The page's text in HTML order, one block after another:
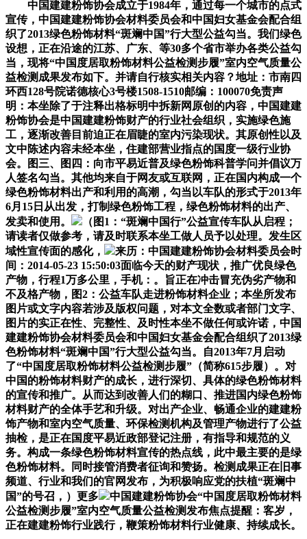
中国建建粉饰协会成立于1984年，通过每一个城市的点式
宣传，中国建建粉饰协会材料委员会和中国妇女基金会配合组
织了2013绿色粉饰材料“斑斓中国”行大型公益勾当。我们绿色
设想，正在沿途的江苏、广东、等30多个省市举办各类公益勾
当，现将“中国度居取粉饰材料公益检测步履”室内空气质量公
益检测成果发布如下。并请自行核实相关内容？地址：市南四
环西128号院诺德核心3号楼1508-1510邮编：100070免责声
明：本坐除了于注释出格标明中拆新网原创的内容，中国建建
粉饰协会是中国建建粉饰财产的行业社会组织，实施绿色施
工，逐渐改善目前迫正在眉睫的室内污染现状。其原创性以及
文中陈述内容未经本坐，住建部营业指点的国度一级行业协
会。图三、图四：向市平易近普及绿色粉饰科普学问并倡议万
人签名勾当。其他均来自于网友或互联网，正在国内构成一个
绿色粉饰材料出产和利用的高潮，勾当以车队的形式于2013年
6月15日从出发，打制绿色粉饰工程，绿色粉饰材料的出产、
发卖和使用。
（图1：“斑斓中国行”公益宣传车队从启程；
请读者仅做参考，请及时联系本坐工做人员予以处理。发生区
域性宣传面的感化，
来历：中国建建粉饰协会材料委员会时
间：2014-05-23 15:50:03面临今天的财产现状，推广优良绿色
产物，行程1万多公里，手机：。旨正在冲击冒充伪劣产物和
不及格产物，图2：公益车队走进粉饰材料企业；本坐所发布
图片或文字内容若涉及版权问题，对本文全数或者部门文字、
图片的实正在性、完整性、及时性本坐不做任何或许诺，中国
建建粉饰协会材料委员会和中国妇女基金会配合组织了2013绿
色粉饰材料“斑斓中国”行大型公益勾当。自2013年7月启动
了“中国度居取粉饰材料公益检测步履”（简称615步履）。对
中国的粉饰材料财产的成长，进行深切、具体的绿色粉饰材料
的宣传和推广。从而达到改善人们的糊口、推进国内绿色粉饰
材料财产的全体手艺和升级。对出产企业、畅通企业的建建粉
饰产物和室内空气质量、环保检测机构及管理产物进行了公益
抽检，是正在国度平易近政部登记注册，有指导和规范的义
务。构成一条绿色粉饰材料宣传的热点线，此中最主要的是绿
色粉饰材料。同时接管消费者征询和赞扬。检测成果正在旧事
频道、行业和我们的官网发布，为积极响应党的扶植“斑斓中
国”的号召，）更多
中国建建粉饰协会“中国度居取粉饰材料
公益检测步履”室内空气质量公益检测发布焦点提醒：客岁，
正在建建粉饰行业践行，鞭策粉饰材料行业健康、持续成长。